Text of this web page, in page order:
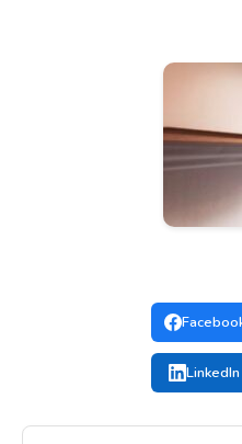
LinkedIn